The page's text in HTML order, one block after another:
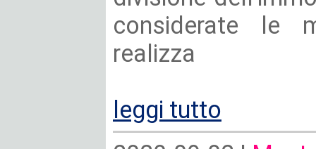
considerate le
realizza
leggi tutto